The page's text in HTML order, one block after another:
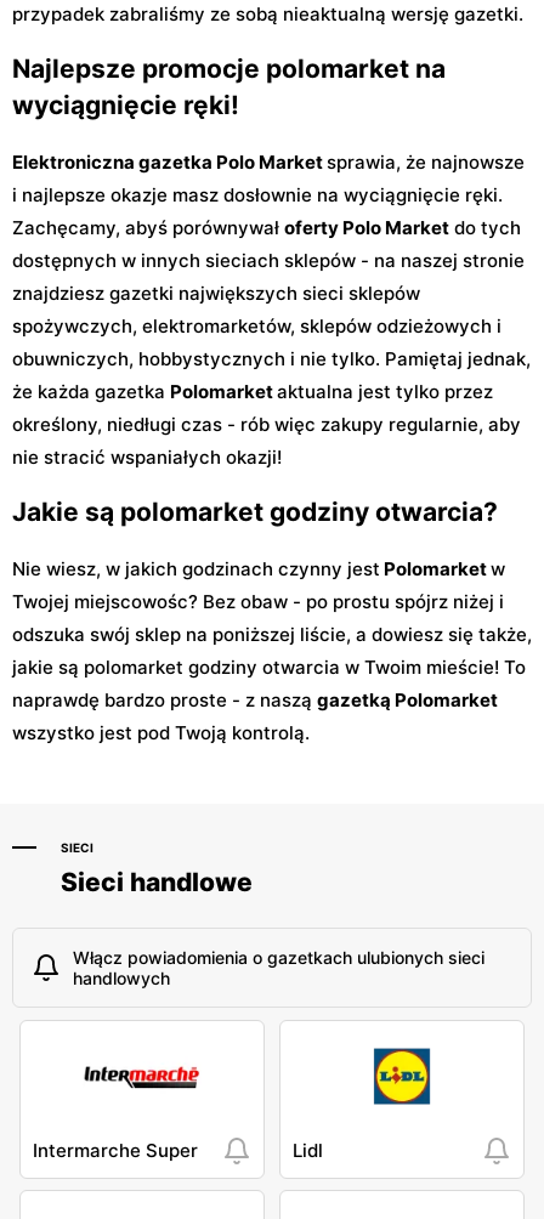
przypadek zabraliśmy ze sobą nieaktualną wersję gazetki.
Najlepsze promocje polomarket na
wyciągnięcie ręki!
Elektroniczna gazetka Polo Market sprawia, że najnowsze
i najlepsze okazje masz dosłownie na wyciągnięcie ręki.
Zachęcamy, abyś porównywał oferty Polo Market do tych
dostępnych w innych sieciach sklepów - na naszej stronie
znajdziesz gazetki największych sieci sklepów
spożywczych, elektromarketów, sklepów odzieżowych i
obuwniczych, hobbystycznych i nie tylko. Pamiętaj jednak,
że każda gazetka Polomarketaktualna jest tylko przez
określony, niedługi czas - rób więc zakupy regularnie, aby
nie stracić wspaniałych okazji!
Jakie są polomarket godziny otwarcia?
Nie wiesz, w jakich godzinach czynny jest Polomarketw
Twojej miejscowośc? Bez obaw - po prostu spójrz niżej i
odszuka swój sklep na poniższej liście, a dowiesz się także,
jakie są polomarket godziny otwarcia w Twoim mieście! To
naprawdę bardzo proste - z naszą gazetką Polomarket
wszystko jest pod Twoją kontrolą.
SIECI
Sieci handlowe
Włącz powiadomienia o gazetkach ulubionych sieci
handlowych
Intermarche Super Lidl